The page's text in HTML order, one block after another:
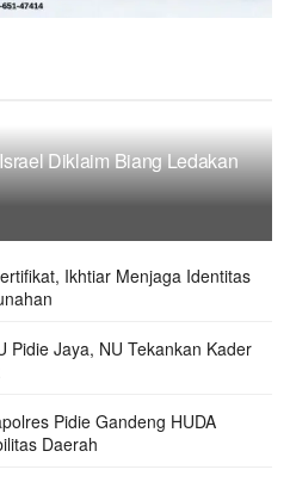
Diklaim Biang Ledakan
Ikhtiar Menjaga Identitas
Pidie Jaya, NU Tekankan Kader
Pidie Gandeng HUDA
Daerah